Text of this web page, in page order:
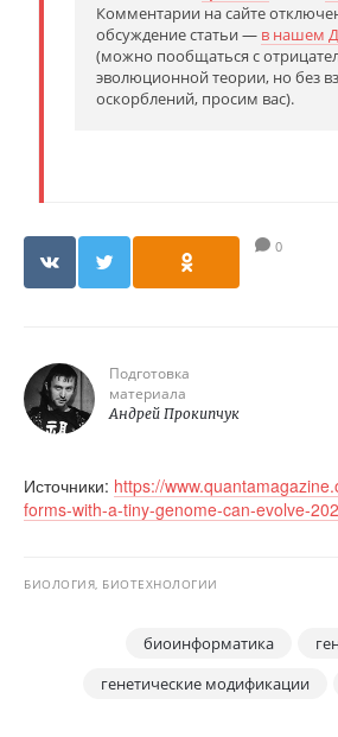
Комментарии на сайте
обсуждение статьи — в нашем
(можно пообщаться с
эволюционной теории, но без
оскорблений, просим вас).
0
Подготовка
материала
Андрей Прокипчук
Источники: https://
forms-with-a-tiny-genome-can-evolve-
БИОЛОГИЯ, БИОТЕХНОЛОГИИ
биоинформатика
генетические модификации